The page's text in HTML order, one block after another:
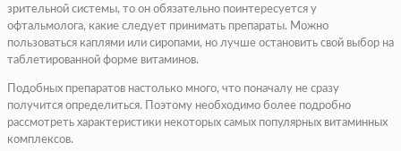
зрительной системы, то он обязательно поинтересуется у
офтальмолога, какие следует принимать препараты. Можно
пользоваться каплями или сиропами, но лучше остановить свой выбор на
таблетированной форме витаминов.
Подобных препаратов настолько много, что поначалу не сразу
получится определиться. Поэтому необходимо более подробно
рассмотреть характеристики некоторых самых популярных витаминных
комплексов.